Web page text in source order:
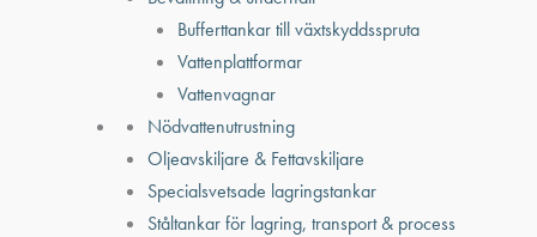
Bufferttankar till växtskyddsspruta
Vattenplattformar
Vattenvagnar
Nödvattenutrustning
Oljeavskiljare & Fettavskiljare
Specialsvetsade lagringstankar
Ståltankar för lagring, transport & process